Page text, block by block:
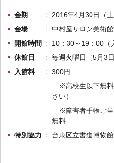
会期
2016年4月30日（土
会場
中村屋サロン美術
開館時間
10：30～19：00（
休館日
毎週火曜日（5月3日
入館料
300円
※高校生以下無料
さい）
※障害者手帳ご呈
無料
特別協力
台東区立書道博物館